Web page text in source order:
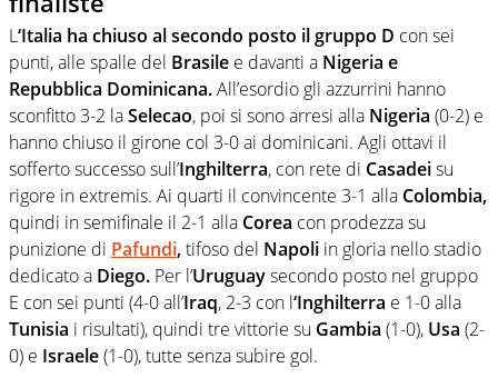
L‘Italia ha chiuso al secondo posto il gruppo D con sei
punti, alle spalle del Brasile e davanti a Nigeria e
Repubblica Dominicana.All’esordio gli azzurrini hanno
sconfitto 3-2 laSelecao, poi si sono arresi alla Nigeria (0-2) e
hanno chiuso il girone col 3-0 ai dominicani. Agli ottavi il
sofferto successo sull’Inghilterra, con rete di Casadeisu
rigore in extremis. Ai quarti il convincente 3-1 alla Colombia,
quindi in semifinale il 2-1 alla Corea con prodezza su
punizione di Pafundi,tifoso del Napoli in gloria nello stadio
dedicato a Diego. Per l’Uruguaysecondo posto nel gruppo
E con sei punti (4-0 all’Iraq, 2-3 con l‘Inghilterra e 1-0 alla
Tunisia i risultati), quindi tre vittorie su Gambia (1-0), Usa (2-
0) e Israele(1-0), tutte senza subire gol.